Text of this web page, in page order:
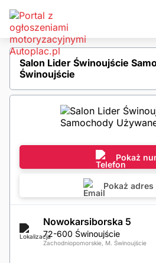
Salon Lider Świnoujście
Świnoujście
Pokaż
Pokaż
Nowokarsiborska 5
72-600 Świnoujście
Zachodniopomorskie, M. Świnoujście